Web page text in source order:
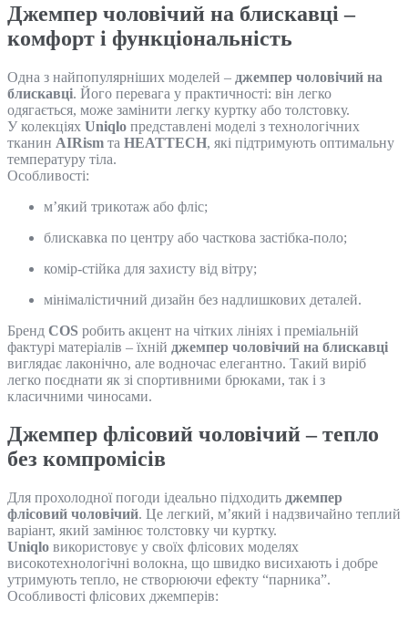
Джемпер чоловічий на блискавці –
комфорт і функціональність
Одна з найпопулярніших моделей – джемпер чоловічий на
блискавці. Його перевага у практичності: він легко
одягається, може замінити легку куртку або толстовку.
У колекціях Uniqlo представлені моделі з технологічних
тканин AIRism та HEATTECH, які підтримують оптимальну
температуру тіла.
Особливості:
м’який трикотаж або фліс;
блискавка по центру або часткова застібка-поло;
комір-стійка для захисту від вітру;
мінімалістичний дизайн без надлишкових деталей.
Бренд COS робить акцент на чітких лініях і преміальній
фактурі матеріалів – їхній джемпер чоловічий на блискавці
виглядає лаконічно, але водночас елегантно. Такий виріб
легко поєднати як зі спортивними брюками, так і з
класичними чиносами.
Джемпер флісовий чоловічий – тепло
без компромісів
Для прохолодної погоди ідеально підходить джемпер
флісовий чоловічий. Це легкий, м’який і надзвичайно теплий
варіант, який замінює толстовку чи куртку.
Uniqlo використовує у своїх флісових моделях
високотехнологічні волокна, що швидко висихають і добре
утримують тепло, не створюючи ефекту “парника”.
Особливості флісових джемперів: